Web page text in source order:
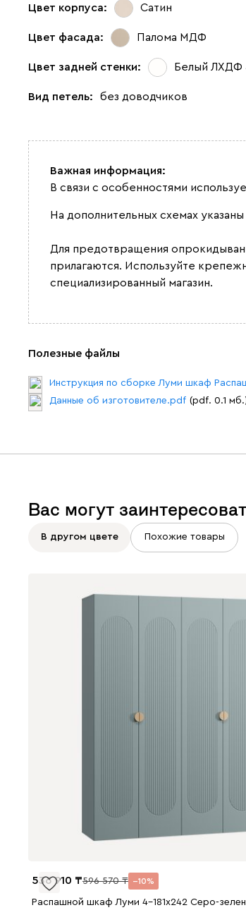
Цвет корпуса: Сатин
Цвет фасада: Палома МДФ
Цвет задней стенки: Белый ЛХДФ
Вид петель: без доводчиков
Важная информация:
В связи с особенностями
На дополнительных схемах
Для предотвращения
прилагаются. Используйте
специализированный магазин.
Полезные файлы
Инструкция по сборке Луми шкаф
Данные об изготовителе.pdf (pdf. 0.1
Вас могут
В другом цвете Похожие товары
536 910 596 570 10
Распашной шкаф Луми 4-181x242 Серо-